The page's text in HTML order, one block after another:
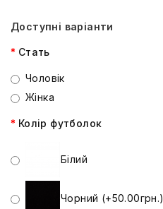
Доступні варіанти
Стать
Чоловік
Жінка
Колір футболок
Білий
Чорний (+50.00грн.)